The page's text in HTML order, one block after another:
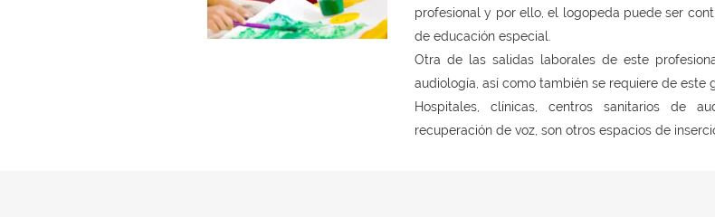
profesional y por ello, el logopeda puede ser
de educación especial.
Otra de las salidas laborales de este
audiología, así como también se requiere de
Hospitales, clínicas, centros sanitarios de
recuperación de voz, son otros espacios de